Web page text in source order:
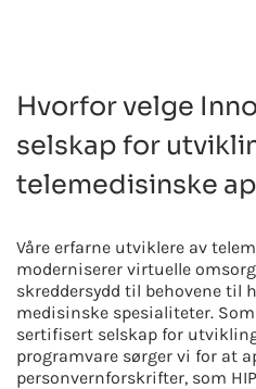
Hvorfor velge
selskap for
telemedisinske
Våre erfarne utviklere av
moderniserer virtuelle
skreddersydd til behovene til
medisinske spesialiteter. Som
sertifisert selskap for
programvare sørger vi for at
personvernforskrifter, som